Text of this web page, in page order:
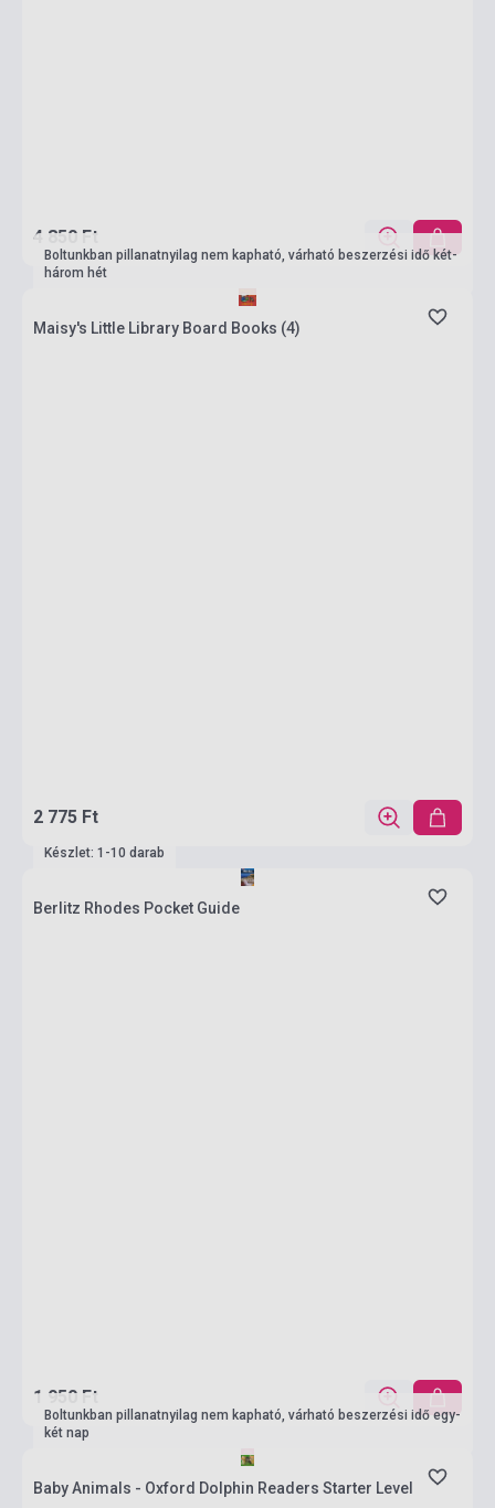
4 850 Ft
Boltunkban pillanatnyilag nem kapható, várható beszerzési idő két-
három hét
Maisy's Little Library Board Books (4)
2 775 Ft
Készlet: 1-10 darab
Berlitz Rhodes Pocket Guide
1 950 Ft
Boltunkban pillanatnyilag nem kapható, várható beszerzési idő egy-
két nap
Baby Animals - Oxford Dolphin Readers Starter Level